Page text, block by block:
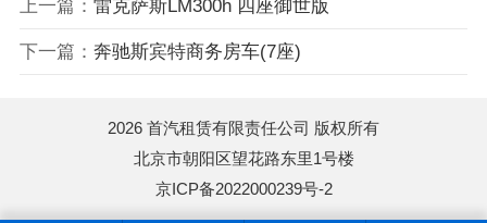
上一篇： 雷克萨斯LM300h 四座御世版
下一篇： 奔驰斯宾特商务房车(7座)
2026 首汽租赁有限责任公司 版权所有
北京市朝阳区望花路东里1号楼
京ICP备2022000239号-2